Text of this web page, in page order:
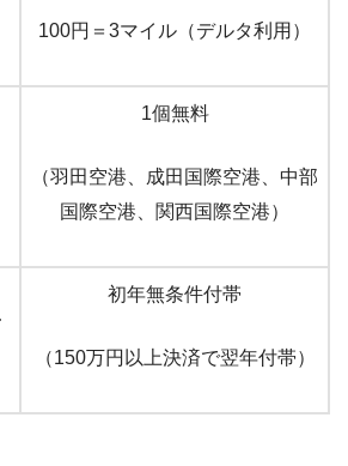
100円＝3マイル（デルタ利用）
1個無料
（羽田空港、成田国際空港、中部
国際空港、関西国際空港）
初年無条件付帯
（150万円以上決済で翌年付帯）